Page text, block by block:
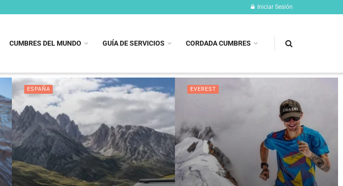
Iniciar Sesión
CUMBRES DEL MUNDO GUÍA DE SERVICIOS CORDADA CUMBRES
ESPAÑA EVEREST